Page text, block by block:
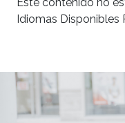
Idiomas Disponibles